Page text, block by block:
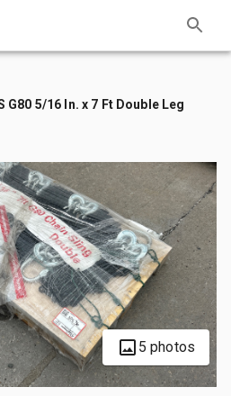
G80 5/16 In. x 7 Ft Double Leg
5 photos